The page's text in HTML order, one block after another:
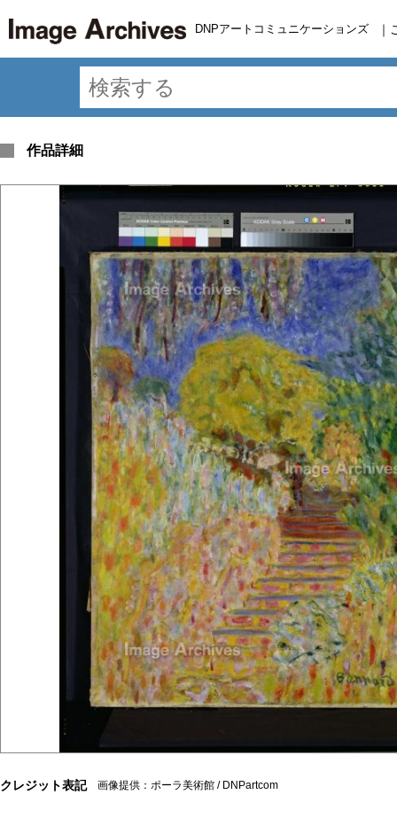
DNPアートコミュニケーションズ ｜
作品詳細
クレジット表記 画像提供：ポーラ美術館 / DNPartcom